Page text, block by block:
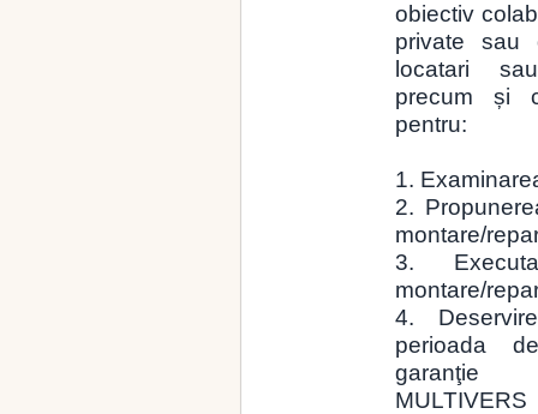
obiectiv
private sau
locatari
precum și
pentru:
1.
2.
montare/
3.
montare/
4.
perioada
garanţie